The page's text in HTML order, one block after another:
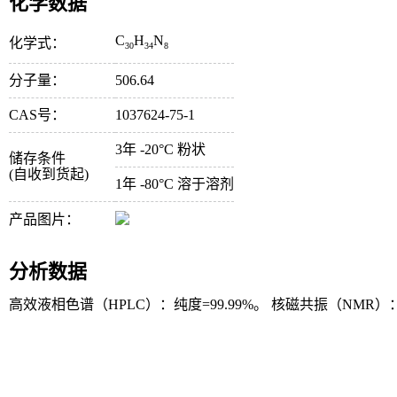
化学式： C30H34N8
分子量： 506.64
CAS号： 1037624-75-1
储存条件
(自收到货起)
3年 -20°C 粉状
1年 -80°C 溶于溶剂
产品图片：
分析数据
高效液相色谱（HPLC）：纯度=99.99%。 核磁共振（NMR）